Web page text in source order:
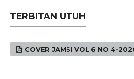
TERBITAN UTUH
COVER JAMSI VOL 6 NO 4-